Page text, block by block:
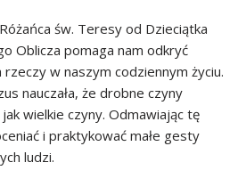
św. Teresy od Dzieciątka
Oblicza pomaga nam odkryć
w naszym codziennym życiu.
nauczała, że drobne czyny
wielkie czyny. Odmawiając tę
i praktykować małe gesty
ludzi.